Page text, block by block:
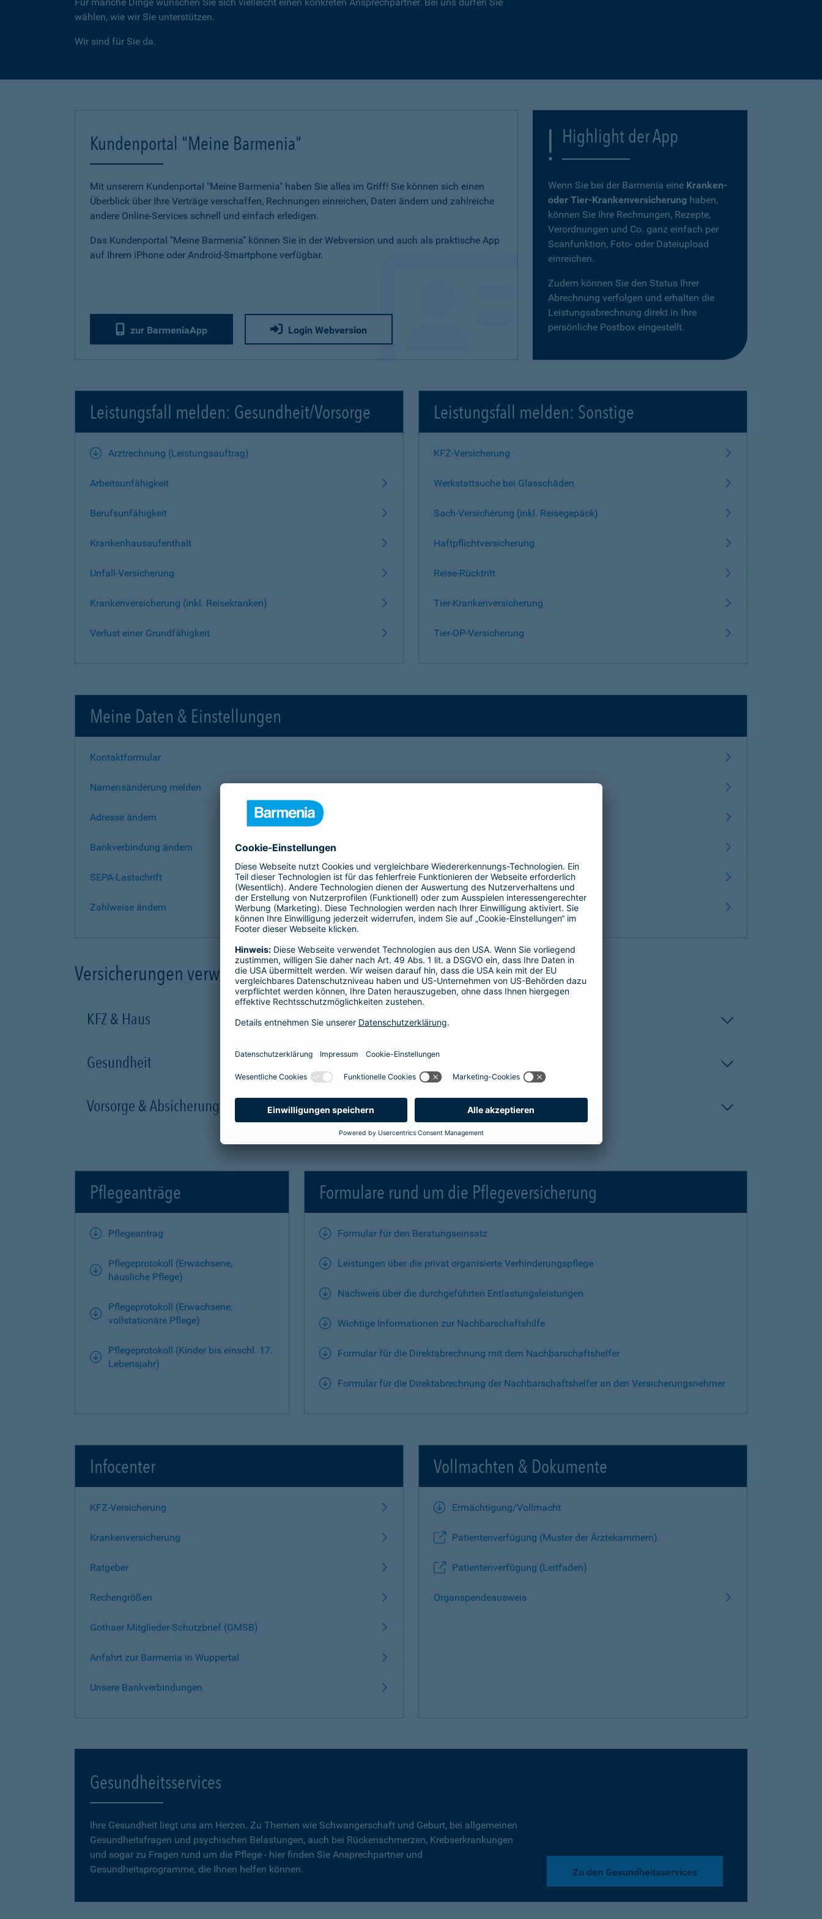
wählen, wie wir Sie unterstützen.
Wir sind für Sie da.
Kundenportal "Meine Barmenia"
Mit unserem Kundenportal "Meine Barmenia" haben Sie alles im Griff! Sie können sich einen
Überblick über Ihre Verträge verschaffen, Rechnungen einreichen, Daten ändern und zahlreiche
andere Online-Services schnell und einfach erledigen.
Das Kundenportal "Meine Barmenia" können Sie in der Webversion und auch als praktische App
auf Ihrem iPhone oder Android-Smartphone verfügbar.
zur BarmeniaApp Login Webversion
Highlight der App
Wenn Sie bei der Barmenia eine Kranken-
oder Tier-Krankenversicherung haben,
können Sie Ihre Rechnungen, Rezepte,
Verordnungen und Co. ganz einfach per
Scanfunktion, Foto- oder Dateiupload
einreichen.
Zudem können Sie den Status Ihrer
Abrechnung verfolgen und erhalten die
Leistungsabrechnung direkt in Ihre
persönliche Postbox eingestellt.
Leistungsfall melden: Gesundheit/Vorsorge
Arztrechnung (Leistungsauftrag)
Arbeitsunfähigkeit
Berufsunfähigkeit
Krankenhausaufenthalt
Unfall-Versicherung
Krankenversicherung (inkl. Reisekranken)
Verlust einer Grundfähigkeit
Leistungsfall melden: Sonstige
KFZ-Versicherung
Werkstattsuche bei Glasschäden
Sach-Versicherung (inkl. Reisegepäck)
Haftpflichtversicherung
Reise-Rücktritt
Tier-Krankenversicherung
Tier-OP-Versicherung
Meine Daten & Einstellungen
Kontaktformular
Namensänderung melden
Adresse ändern
Bankverbindung ändern
SEPA-Lastschrift
Zahlweise ändern
Versicherungen verwalten
KFZ & Haus
Gesundheit
Vorsorge & Absicherung
Pflegeanträge
Pflegeantrag
Pflegeprotokoll (Erwachsene,
häusliche Pflege)
Pflegeprotokoll (Erwachsene,
vollstationäre Pflege)
Pflegeprotokoll (Kinder bis einschl. 17.
Lebensjahr)
Formulare rund um die Pflegeversicherung
Formular für den Beratungseinsatz
Leistungen über die privat organisierte Verhinderungspflege
Nachweis über die durchgeführten Entlastungsleistungen
Wichtige Informationen zur Nachbarschaftshilfe
Formular für die Direktabrechnung mit dem Nachbarschaftshelfer
Formular für die Direktabrechnung der Nachbarschaftshelfer an den Versicherungsnehmer
Infocenter
KFZ-Versicherung
Krankenversicherung
Ratgeber
Rechengrößen
Gothaer Mitglieder-Schutzbrief (GMSB)
Anfahrt zur Barmenia in Wuppertal
Unsere Bankverbindungen
Vollmachten & Dokumente
Ermächtigung/Vollmacht
Patientenverfügung (Muster der Ärztekammern)
Patientenverfügung (Leitfaden)
Organspendeausweis
Gesundheitsservices
Ihre Gesundheit liegt uns am Herzen. Zu Themen wie Schwangerschaft und Geburt, bei allgemeinen
Gesundheitsfragen und psychischen Belastungen, auch bei Rückenschmerzen, Krebserkrankungen
und sogar zu Fragen rund um die Pflege - hier finden Sie Ansprechpartner und
Gesundheitsprogramme, die Ihnen helfen können.
Zu den Gesundheitsservices